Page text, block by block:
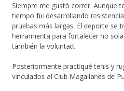
Siempre me gustó correr. Aunque
tiempo fui desarrollando
pruebas más largas. El deporte se
herramienta para fortalecer no
también la voluntad.
Posteriormente practiqué tenis y
vinculados al Club Magallanes de